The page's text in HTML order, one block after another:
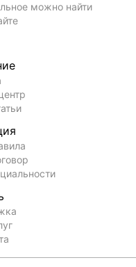
можно найти